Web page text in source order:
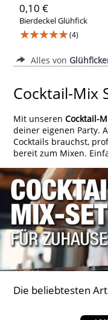
0,10 €
Bierdeckel Glühfick
★★★★★(4)
Alles von
Cocktail-Mix
Mit unserenCocktail-
deiner eigenen Party.
Cocktails brauchst,
bereit zum Mixen.
Die beliebtesten